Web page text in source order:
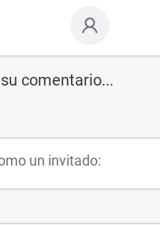
un invitado: